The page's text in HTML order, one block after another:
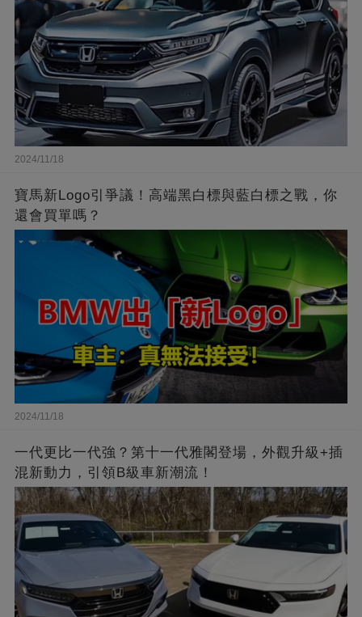
2024/11/18
寶馬新Logo引爭議！高端黑白標與藍白標之戰，你
還會買單嗎？
2024/11/18
一代更比一代強？第十一代雅閣登場，外觀升級+插
混新動力，引領B級車新潮流！